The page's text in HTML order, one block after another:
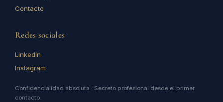
Contacto
Redes sociales
LinkedIn
Instagram
Confidencialidad absoluta · Secreto profesional desde el primer
contacto.